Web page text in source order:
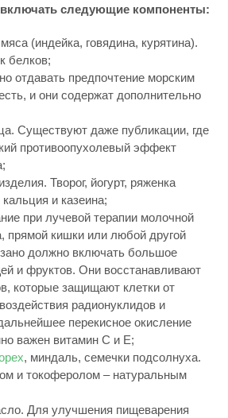
следующие компоненты:
(индейка, говядина, курятина).
белков;
отдавать предпочтение морским
и они содержат дополнительно
Существуют даже публикации, где
противоопухолевый эффект
Творог, йогурт, ряженка
и казеина;
при лучевой терапии молочной
прямой кишки или любой другой
должно включать большое
и фруктов. Они восстанавливают
которые защищают клетки от
радионуклидов и
перекисное окисление
важен витамин C и E;
, миндаль, семечки подсолнуха.
и токоферолом – натуральным
Для улучшения пищеварения